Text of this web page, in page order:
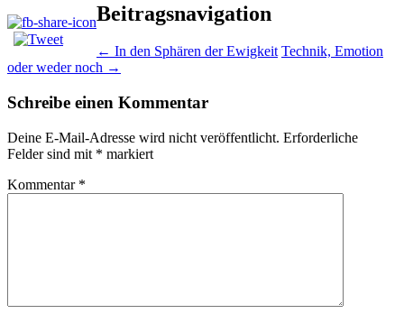
Beitragsnavigation
← In den Sphären der Ewigkeit Technik, Emotion
oder weder noch →
Schreibe einen Kommentar
Deine E-Mail-Adresse wird nicht veröffentlicht. Erforderliche
Felder sind mit * markiert
Kommentar *